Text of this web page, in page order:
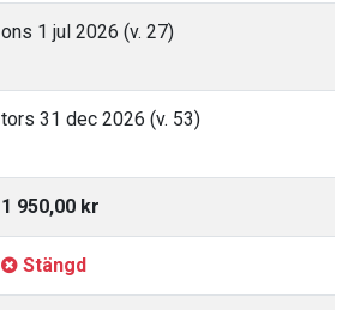
ons 1 jul 2026 (v. 27)
tors 31 dec 2026 (v. 53)
1 950,00 kr
Stängd